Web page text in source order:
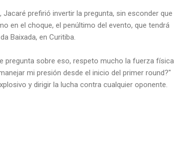
Jacaré prefirió invertir la pregunta, sin esconder que
en el choque, el penúltimo del evento, que tendrá
Baixada, en Curitiba.
pregunta sobre eso, respeto mucho la fuerza física
mi presión desde el inicio del primer round?"
y dirigir la lucha contra cualquier oponente.